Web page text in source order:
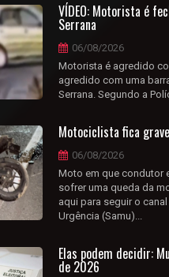
VÍDEO: Motorista é
Serrana
06/08/2026
Motorista é agredido
agredido com uma
Serrana. Segundo a
Motociclista fica
06/08/2026
Moto em que condutor
sofrer uma queda da
aqui para seguir o
Urgência (Samu)...
Elas podem decidir:
de 2026